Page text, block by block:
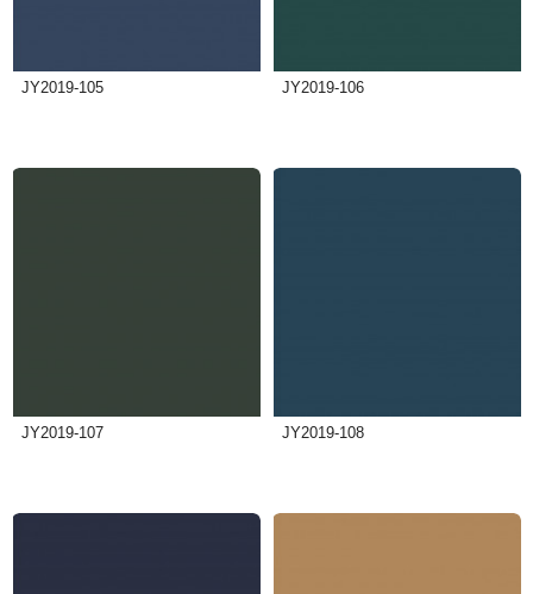
JY2019-105 JY2019-106
JY2019-107 JY2019-108